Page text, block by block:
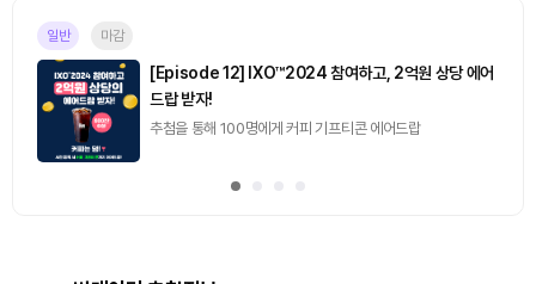
일반 마감
[Episode 12] IXO™2024 참여하고, 2억원 상당 에어
드랍 받자!
추첨을 통해 100명에게 커피 기프티콘 에어드랍